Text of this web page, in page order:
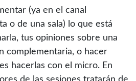
(ya en el canal
o de una sala) lo que está
tus opiniones sobre una
complementaria, o hacer
hacerlas con el micro. En